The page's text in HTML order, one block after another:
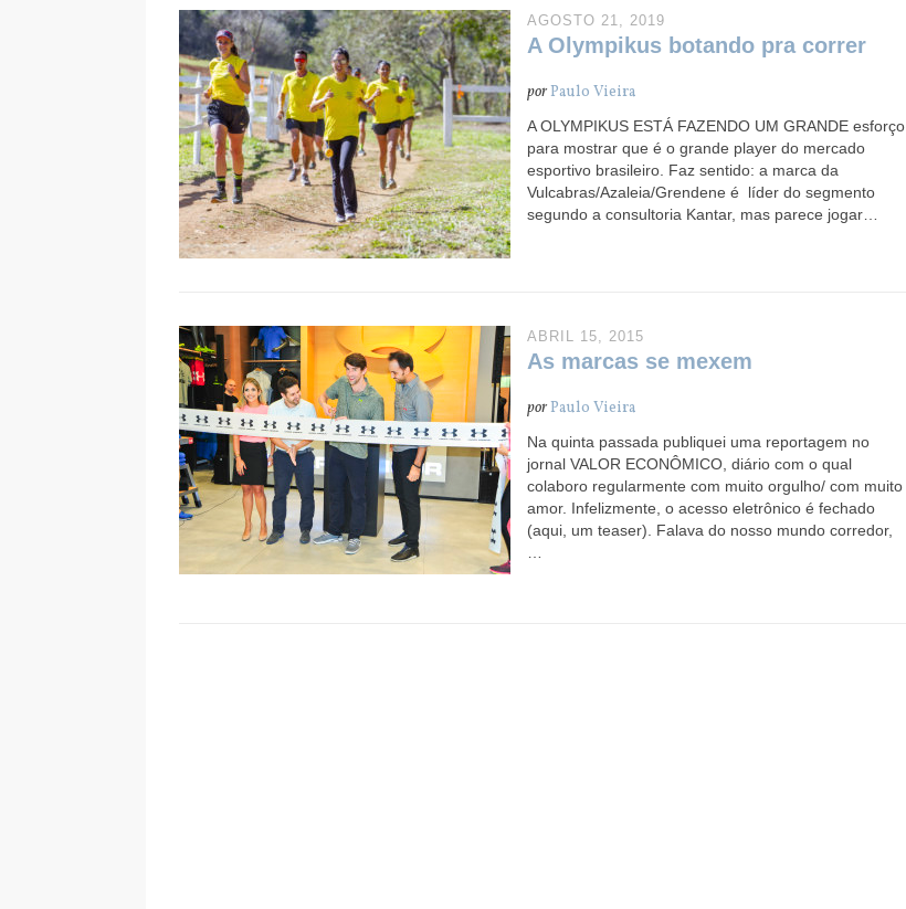
AGOSTO 21, 2019
A Olympikus botando pra correr
porPaulo Vieira
A OLYMPIKUS ESTÁ FAZENDO UM GRANDE esforço
para mostrar que é o grande player do mercado
esportivo brasileiro. Faz sentido: a marca da
Vulcabras/Azaleia/Grendene é líder do segmento
segundo a consultoria Kantar, mas parece jogar…
ABRIL 15, 2015
As marcas se mexem
porPaulo Vieira
Na quinta passada publiquei uma reportagem no
jornal VALOR ECONÔMICO, diário com o qual
colaboro regularmente com muito orgulho/ com muito
amor. Infelizmente, o acesso eletrônico é fechado
(aqui, um teaser). Falava do nosso mundo corredor,